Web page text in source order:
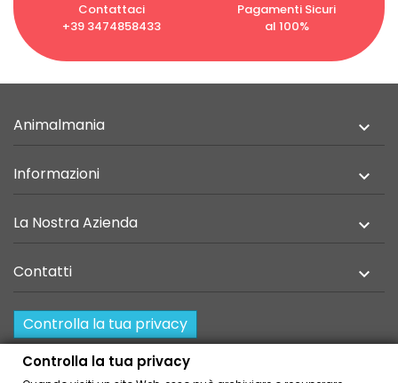
Contattaci
+39 3474858433
Pagamenti Sicuri
al 100%
Animalmania 
Informazioni 
La Nostra Azienda 
Contatti 
Controlla la tua privacy
Resi e recesso
Controlla la tua privacy